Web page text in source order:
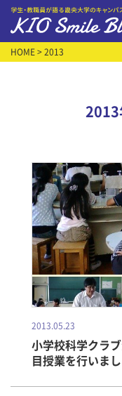
HOME > 2013
2013
2013.05.23
小学校科学クラ
目授業を行いまし